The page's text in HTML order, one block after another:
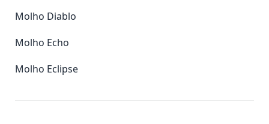
Molho Diablo
Molho Echo
Molho Eclipse